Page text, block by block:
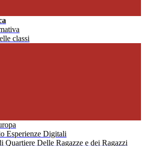
classi
Esperienze Digitali
Quartiere Delle Ragazze e dei Ragazzi